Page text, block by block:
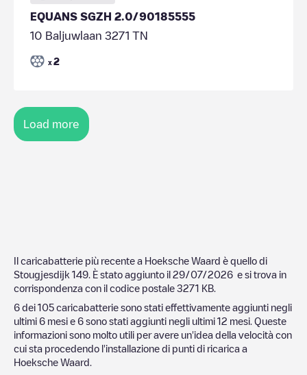
EQUANS SGZH 2.0/90185555
10 Baljuwlaan 3271 TN
x 2
Load more
Il caricabatterie più recente a Hoeksche Waard è quello di
Stougjesdijk 149 . È stato aggiunto il 29/07/2026 e si trova in
corrispondenza con il codice postale 3271 KB
6 dei 105 caricabatterie sono stati effettivamente aggiunti negli
ultimi 6 mesi e 6 sono stati aggiunti negli ultimi 12 mesi. Queste
informazioni sono molto utili per avere un'idea della velocità con
cui sta procedendo l'installazione di punti di ricarica a
Hoeksche Waard